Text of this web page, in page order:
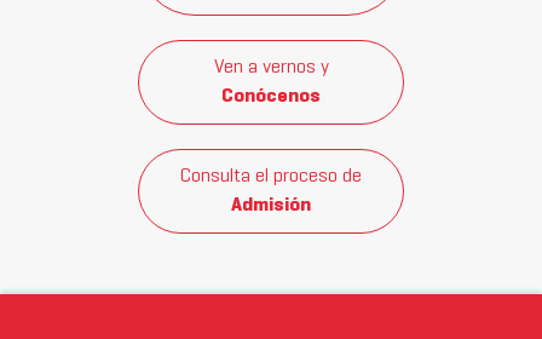
Ven a vernos y
Conócenos
Consulta el proceso de
Admisión